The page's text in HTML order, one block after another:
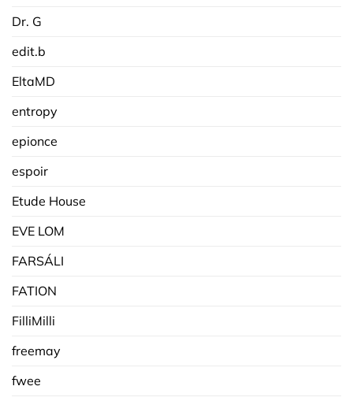
Dr. G
edit.b
EltaMD
entropy
epionce
espoir
Etude House
EVE LOM
FARSÁLI
FATION
FilliMilli
freemay
fwee